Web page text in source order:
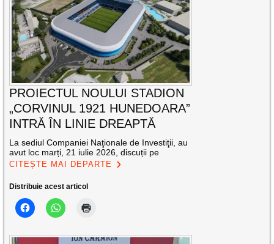
PROIECTUL NOULUI STADION
„CORVINUL 1921 HUNEDOARA”
INTRĂ ÎN LINIE DREAPTĂ
La sediul Companiei Naţionale de Investiţii, au
avut loc marți, 21 iulie 2026, discuții pe
CITEȘTE MAI DEPARTE
Distribuie acest articol